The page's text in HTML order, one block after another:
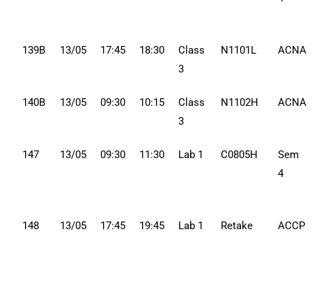
139B 13/05 17:45 18:30
Class
3
N1101L ACNA
140B 13/05 09:30 10:15
Class
3
N1102H ACNA
147 13/05 09:30 11:30 Lab 1 C0805H
Sem
4
148 13/05 17:45 19:45 Lab 1 Retake ACCP